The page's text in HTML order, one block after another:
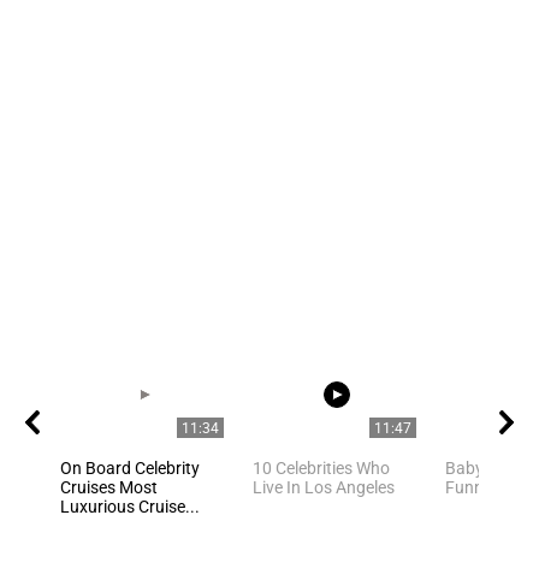
11:34
On Board Celebrity
Cruises Most
Luxurious Cruise...
11:47
10 Celebrities Who
Live In Los Angeles
Baby Cats -
Funny Cat